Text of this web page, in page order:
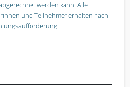
werden kann. Alle
und Teilnehmer erhalten nach